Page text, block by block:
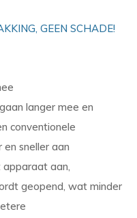
GEEN SCHADE!
langer mee en
conventionele
en sneller aan
aan,
geopend, wat minder